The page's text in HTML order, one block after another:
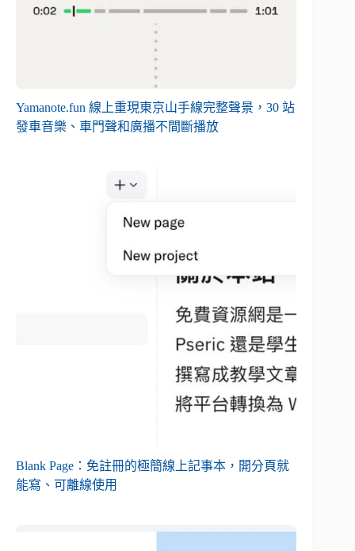
Yamanote.fun 線上重現東京山手線完整聲景，30 站
發車音樂、車門聲和廣播不間斷播放
Blank Page：免註冊的極簡線上記事本，開分頁就
能寫、可離線使用